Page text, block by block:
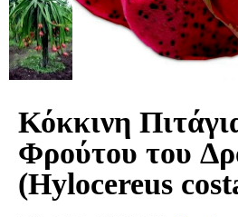
Κόκκινη
Φρούτου του
(Hylocereus